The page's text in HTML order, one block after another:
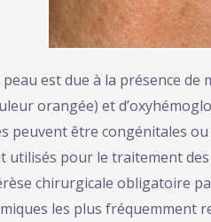
est due à la présence
orangée) et
peuvent être congénitales
utilisés pour le traitement
chirurgicale obligatoire
les plus fréquemment